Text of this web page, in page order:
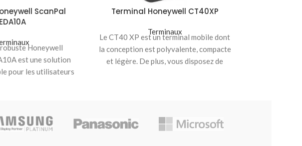
ScanPal
EDA10A
Honeywell
est une solution
pour les utilisateurs
Terminal Honeywell CT40XP
Terminaux
Le CT40 XP est un terminal mobile dont
la conception est polyvalente, compacte
et légère. De plus, vous disposez de